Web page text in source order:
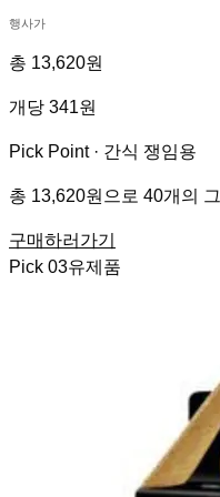
행사가
총 13,620원
개당 341원
Pick Point · 간식 쟁임용
총 13,620원으로 40개의
구매하러가기
Pick 03유제품